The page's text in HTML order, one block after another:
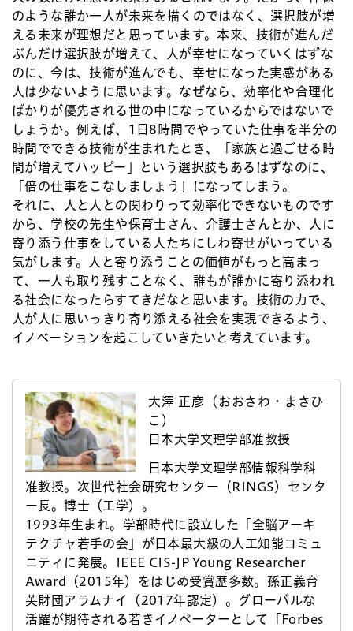
のような誰か一人が未来を描くのではなく、選択肢が増
える未来が理想だと思っています。本来、技術が進んだ
ぶんだけ選択肢が増えて、人が幸せになっていくはずな
のに、今は、技術が進んでも、幸せになった実感がある
人は少ないように思います。なぜなら、効率化や合理化
ばかりが優先される世の中になっているからではないで
しょうか。例えば、1日8時間でやっていた仕事を半分の
時間でできる技術が生まれたとき、「家族と過ごせる時
間が増えてハッピー」という選択肢もあるはずなのに、
「倍の仕事をこなしましょう」になってしまう。
それに、人と人との関わりって効率化できないものです
から、学校の先生や保育士さん、介護士さんとか、人に
寄り添う仕事をしている人たちにしわ寄せがいっている
気がします。人と寄り添うことの価値がもっと高まっ
て、一人も取り残すことなく、誰もが誰かに寄り添われ
る社会になったらすてきだなと思います。技術の力で、
人が人に思いっきり寄り添える社会を実現できるよう、
イノベーションを起こしていきたいと考えています。
大澤 正彦（おおさわ・まさひ
こ）
日本大学文理学部准教授
日本大学文理学部情報科学科
准教授。次世代社会研究センター（RINGS）センタ
ー長。博士（工学）。
1993年生まれ。学部時代に設立した「全脳アーキ
テクチャ若手の会」が日本最大級の人工知能コミュ
ニティに発展。IEEE CIS-JP Young Researcher
Award（2015年）をはじめ受賞歴多数。孫正義育
英財団アラムナイ（2017年認定）。グローバルな
活躍が期待される若きイノベーターとして「Forbes